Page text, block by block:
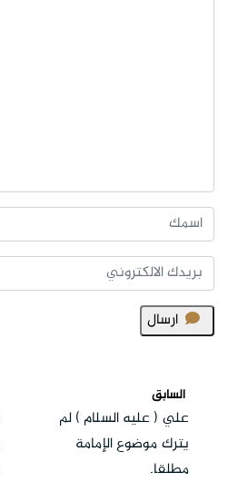
ارسال
السابق
علي ( عليه السلام ) لم
يترك موضوع الإمامة
مطلقا.